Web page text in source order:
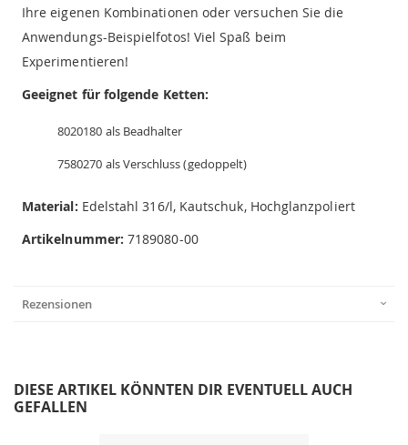
Ihre eigenen Kombinationen oder versuchen Sie die
Anwendungs-Beispielfotos! Viel Spaß beim
Experimentieren!
Geeignet für folgende Ketten:
8020180 als Beadhalter
7580270 als Verschluss (gedoppelt)
Material: Edelstahl 316/l, Kautschuk, Hochglanzpoliert
Artikelnummer:7189080-00
Rezensionen
DIESE ARTIKEL KÖNNTEN DIR EVENTUELL AUCH
GEFALLEN